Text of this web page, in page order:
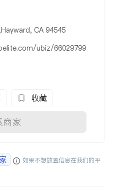
CA 94545
ubiz/66029799
收藏
商家
如果不想放置信息在我们的平